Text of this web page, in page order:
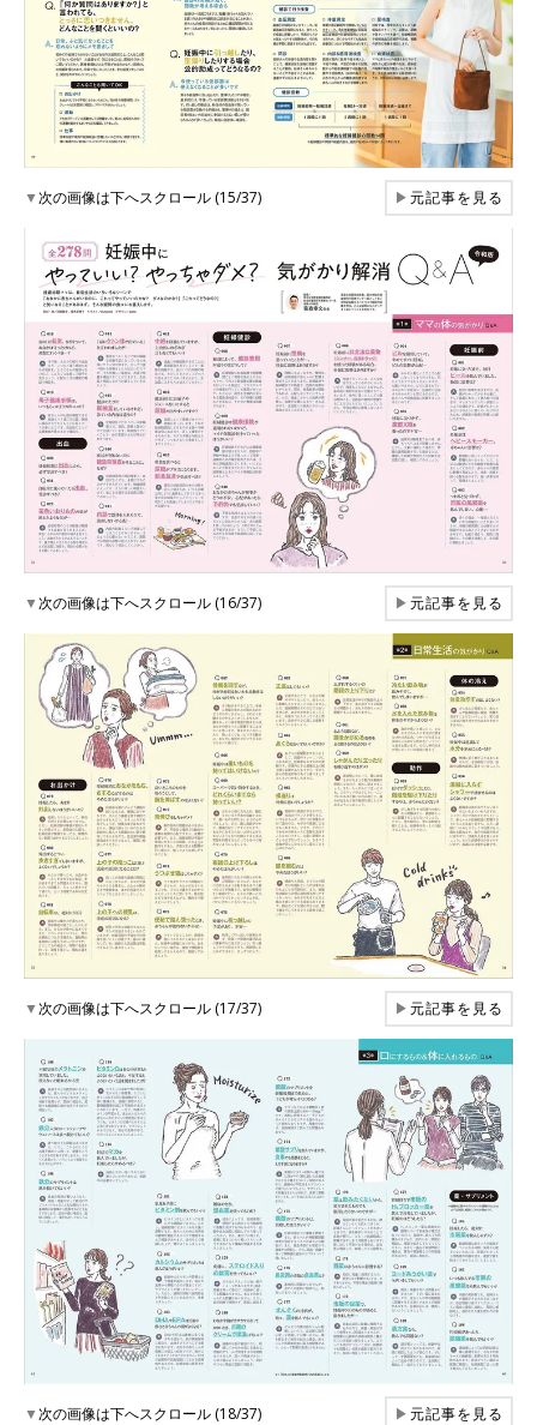
▼次の画像は下へスクロール (15/37) ▶元記事を見る
▼次の画像は下へスクロール (16/37) ▶元記事を見る
▼次の画像は下へスクロール (17/37) ▶元記事を見る
▼次の画像は下へスクロール (18/37) ▶元記事を見る